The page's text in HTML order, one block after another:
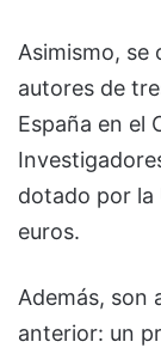
Asimismo, se
autores de
España en el
dotado por la
euros.
Además, son
anterior: un